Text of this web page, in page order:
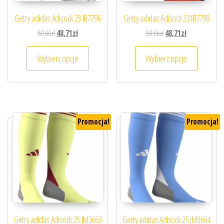
Getry adidas Adisock 23 IB7796
50,66złPierwotna cena wynosiła: 50,66zł.
48,71złAktualna cena wynosi: 48,71zł.
Wybierz opcje
Ten produkt ma wiele wariantów. Opcje
Getry adidas Adisock 23 IB7798
50,66złPierwotna cena
48,71złAktualna cena
Wybierz opcje
Ten
Promocja!
Getry adidas Adisock 25 JM3663
Promocja!
Getry adidas Adisock 25 JM3664